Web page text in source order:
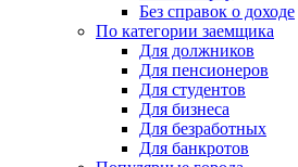
Без справок о доходе
По категории заемщика
Для должников
Для пенсионеров
Для студентов
Для бизнеса
Для безработных
Для банкротов